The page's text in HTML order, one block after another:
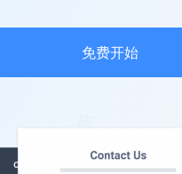
免费开始